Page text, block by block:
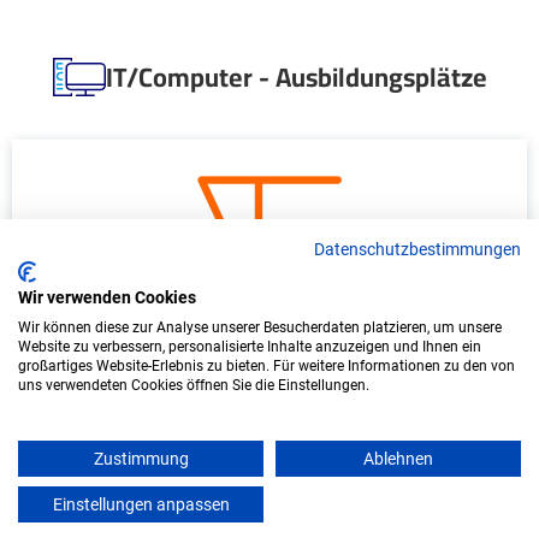
IT/Computer - Ausbildungsplätze
Duales Studium Informatik (B.Sc.) am
virtuellen Campus - IFIS-FR GmbH
In Kooperation mit IU Duales Studium
(Internationale Hochschule)
Datenschutzbestimmungen
Wir verwenden Cookies
Wir können diese zur Analyse unserer Besucherdaten platzieren, um unsere
Website zu verbessern, personalisierte Inhalte anzuzeigen und Ihnen ein
großartiges Website-Erlebnis zu bieten. Für weitere Informationen zu den von
uns verwendeten Cookies öffnen Sie die Einstellungen.
Zustimmung Ablehnen
Einstellungen anpassen